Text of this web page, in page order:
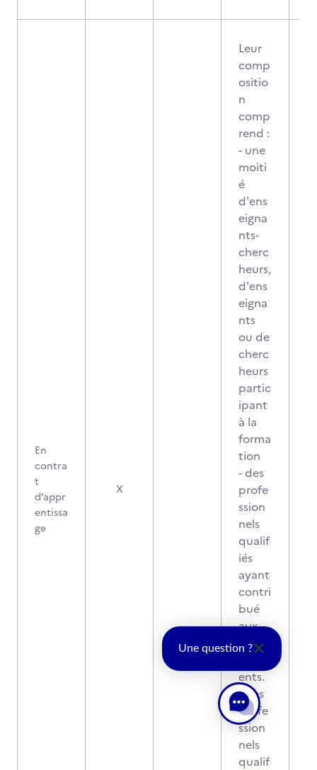
En
contra
t
d’appr
entissa
ge
X
Leur
comp
ositio
n
comp
rend :
- une
moiti
é
d'ens
eigna
nts-
cherc
heurs,
d'ens
eigna
nts
ou de
cherc
heurs
partic
ipant
à la
forma
tion
- des
profe
ssion
nels
qualif
iés
ayant
contri
bué
aux
ensei
ents.
- des
profe
ssion
nels
qualif
Une question ?